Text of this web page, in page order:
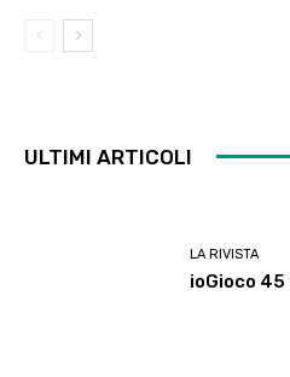
ULTIMI ARTICOLI
LA RIVISTA
ioGioco 45